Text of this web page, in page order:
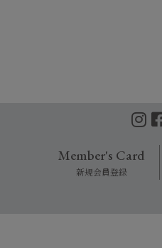
Member's Card
新規会員登録